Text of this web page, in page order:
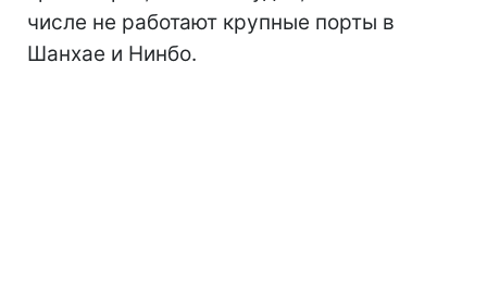
числе не работают крупные порты в
Шанхае и Нинбо.